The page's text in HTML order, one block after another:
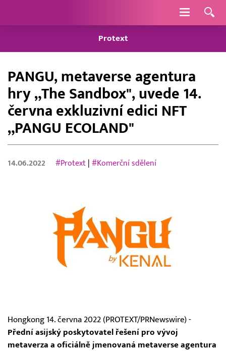
Navigace
Protext
PANGU, metaverse agentura
hry „The Sandbox", uvede 14.
června exkluzivní edici NFT
„PANGU ECOLAND"
14.06.2022 #Protext |#Komerční sdělení
Hongkong 14. června 2022 (PROTEXT/PRNewswire) -
Přední asijský poskytovatel řešení pro vývoj
metaverza a oficiálně jmenovaná metaverse agentura